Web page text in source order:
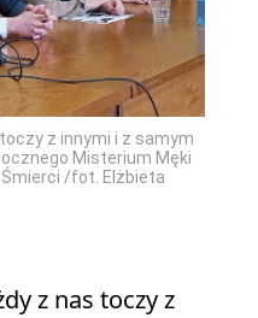
z innymi i z samym
Misterium Męki
/fot. Elżbieta
z nas toczy z